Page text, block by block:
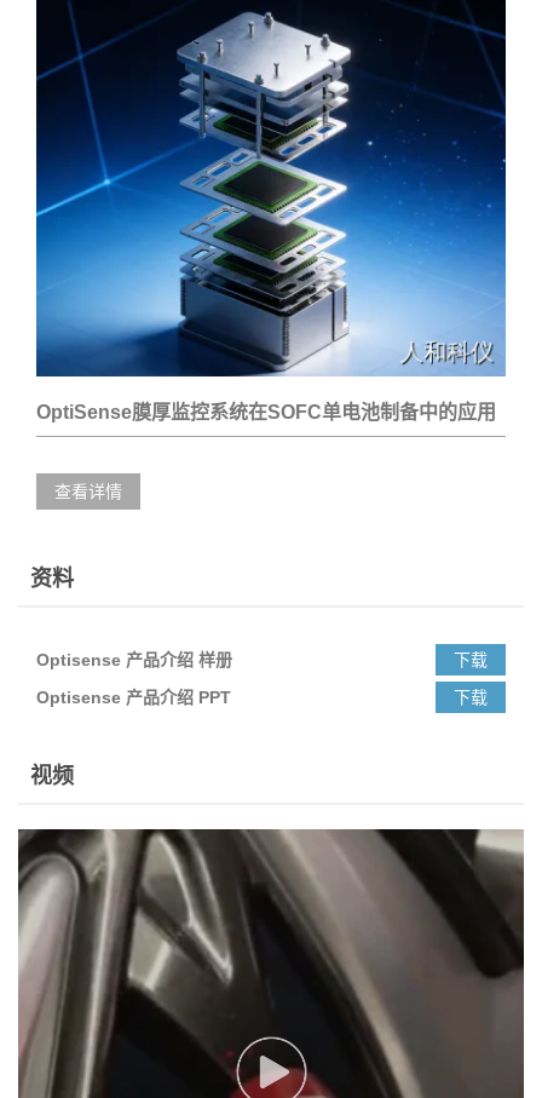
OptiSense膜厚监控系统在SOFC单电池制备中的应用
查看详情
资料
Optisense 产品介绍 样册
下载
Optisense 产品介绍 PPT
下载
视频